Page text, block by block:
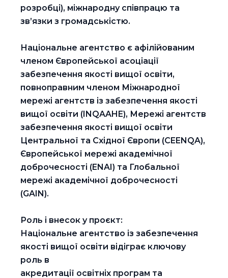
розробці), міжнародну співпрацю та
зв’язки з громадськістю.
Національне агентство є афілійованим
членом Європейської асоціації
забезпечення якості вищої освіти,
повноправним членом Міжнародної
мережі агентств із забезпечення якості
вищої освіти (INQAAHE), Мережі агентств
забезпечення якості вищої освіти
Центральної та Східної Європи (CEENQA),
Європейської мережі академічної
доброчесності (ENAI) та Глобальної
мережі академічної доброчесності
(GAIN).
Роль і внесок у проєкт:
Національне агентство із забезпечення
якості вищої освіти відіграє ключову
роль в
акредитації освітніх програм та